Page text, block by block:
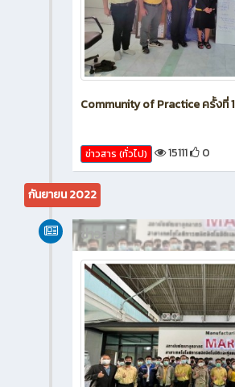
Community of Practice ครั้งที่ 1
ข่าวสาร (ทั่วไป) 15111 0
กันยายน 2022
ข่าวสาร